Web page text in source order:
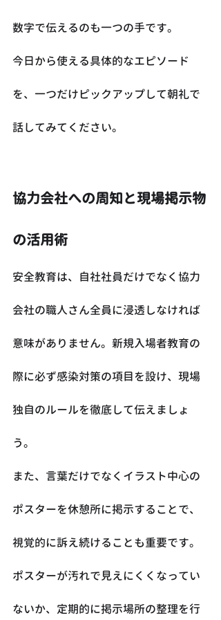
数字で伝えるのも一つの手です。
今日から使える具体的なエピソード
を、一つだけピックアップして朝礼で
話してみてください。
協力会社への周知と現場掲示物
の活用術
安全教育は、自社社員だけでなく協力
会社の職人さん全員に浸透しなければ
意味がありません。新規入場者教育の
際に必ず感染対策の項目を設け、現場
独自のルールを徹底して伝えましょ
う。
また、言葉だけでなくイラスト中心の
ポスターを休憩所に掲示することで、
視覚的に訴え続けることも重要です。
ポスターが汚れで見えにくくなってい
ないか、定期的に掲示場所の整理を行